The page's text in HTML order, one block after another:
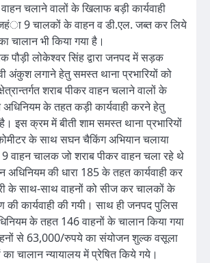
चलाने वालों के खिलाफ बड़ी कार्यवाही
9 चालकों के वाहन व डी.एल. जब्त कर लिये
चालान भी किया गया है।
पौड़ी लोकेश्वर सिंह द्वारा जनपद में सड़क
अंकुश लगाने हेतु समस्त थाना प्रभारियों को
शराब पीकर वाहन चलाने वालों के
अधिनियम के तहत कड़ी कार्यवाही करने हेतु
है। इस क्रम में बीती शाम समस्त थाना प्रभारियों
के साथ सघन चैकिंग अभियान चलाया
9 वाहन चालक जो शराब पीकर वाहन चला रहे थे
अधिनियम की धारा 185 के तहत कार्यवाही कर
के साथ-साथ वाहनों को सीज कर चालकों के
की कार्यवाही की गयी। साथ ही जनपद पुलिस
के तहत 146 वाहनों के चालान किया गया
से 63,000/रुपये का संयोजन शुल्क वसूला
का चालान न्यायालय में प्रेषित किये गये।